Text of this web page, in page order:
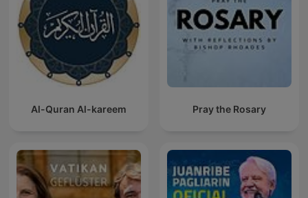
Al-Quran Al-kareem Pray the Rosary